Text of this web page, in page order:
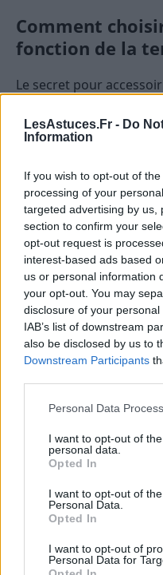
LesAstuces.Fr - Do
Information
If you wish to opt-out of
processing of your
targeted advertising by us,
section to confirm your
opt-out request is
interest-based ads based
us or personal information
your opt-out. You may
disclosure of your
IAB’s list of downstream
also be disclosed by us to
Downstream Participants
Personal Data
I want to opt-out of
personal data.
Opted In
I want to opt-out of
Personal Data.
Opted In
I want to opt-out of
Personal Data for
Comment
fonction de la
Le secret pour
contexte et du style
pratiques :
Pour une tenue
décontractée
Privilégiez des
tendance : une
bandoulière
ballerines.
Osez la couleur
colorée pour
Pour une occasion
professionnelle
de boucles
Choisissez un sac
élégantes, comme
mocassins en cuir.
marquer la